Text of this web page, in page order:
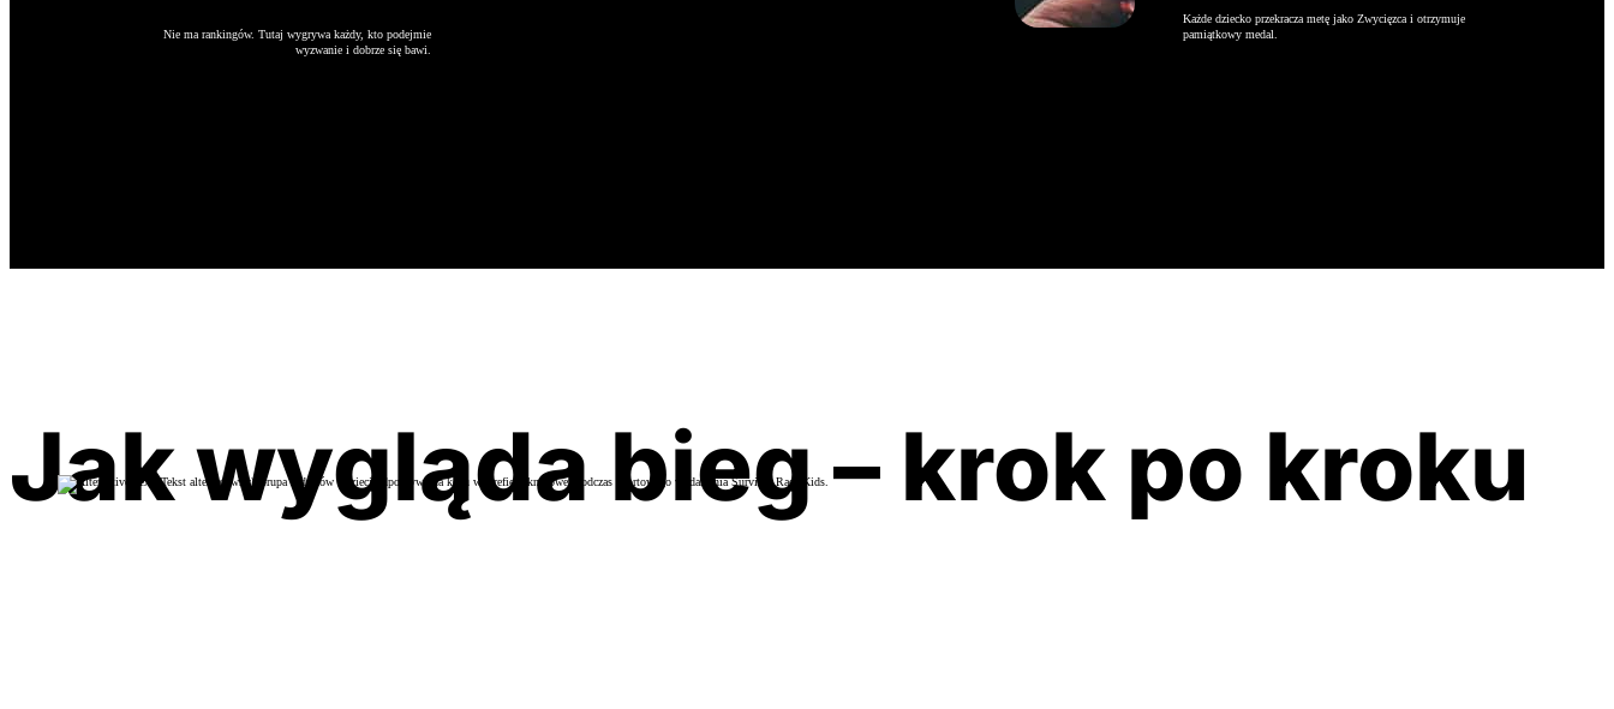
Nie ma rankingów. Tutaj wygrywa każdy, kto podejmie
wyzwanie i dobrze się bawi.
Każde dziecko przekracza metę jako Zwycięzca i otrzymuje
pamiątkowy medal.
Jak wygląda bieg – krok po kroku